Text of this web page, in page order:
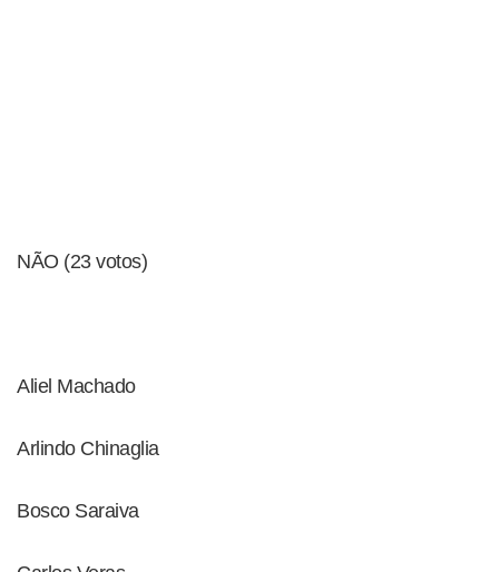
NÃO (23 votos)
Aliel Machado
Arlindo Chinaglia
Bosco Saraiva